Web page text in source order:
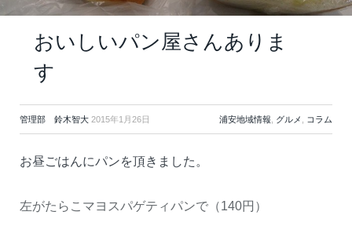
おいしいパン屋さんありま
す
管理部 鈴木智大 2015年1月26日 浦安地域情報, グルメ , コラム
お昼ごはんにパンを頂きました。
左がたらこマヨスパゲティパンで（140円）